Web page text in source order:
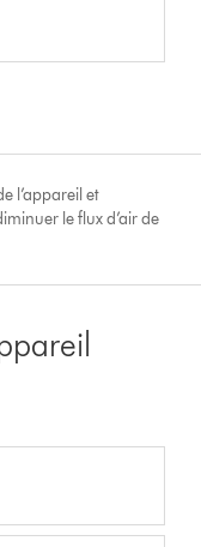
l’appareil et
le flux d’air de